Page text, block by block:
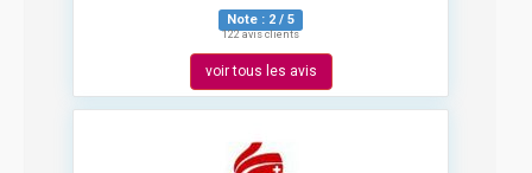
Note : 2 / 5
122 avis clients
voir tous les avis